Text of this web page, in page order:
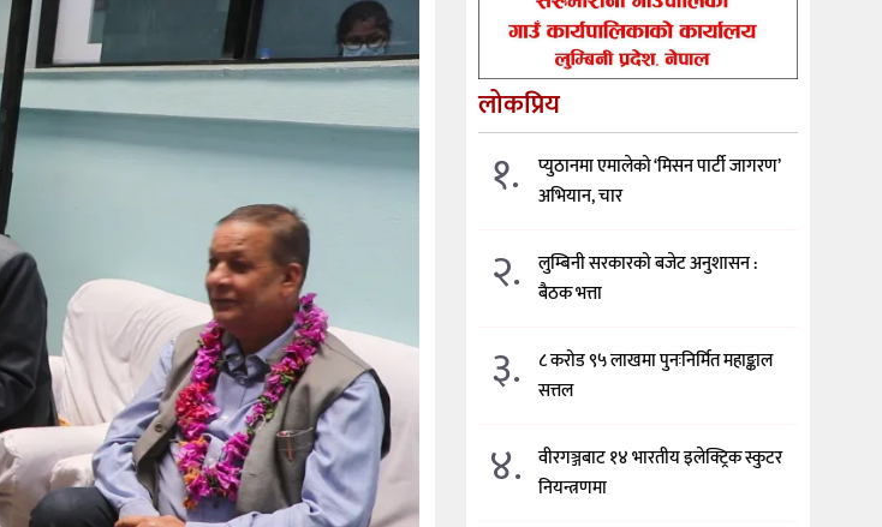
लोकप्रिय
१.
प्युठानमा एमालेको ‘मिसन पार्टी जागरण’
अभियान, चार
२.
लुम्बिनी सरकारको बजेट अनुशासन :
बैठक भत्ता
३.
८ करोड ९५ लाखमा पुनःनिर्मित महाङ्काल
सत्तल
४.
वीरगञ्जबाट १४ भारतीय इलेक्ट्रिक स्कुटर
नियन्त्रणमा